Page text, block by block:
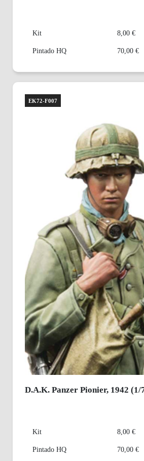
Kit 8,00 €
Pintado HQ 70,00 €
EK72-F007
D.A.K. Panzer Pionier, 1942 (1/
Kit 8,00 €
Pintado HQ 70,00 €